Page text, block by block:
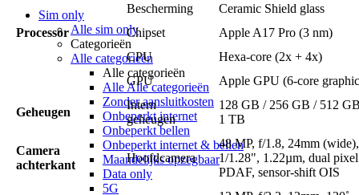
Sim only
Alle sim only
Categorieën
Alle categorieën
Alle categorieën
Alle Alle categorieën
Zonder aansluitkosten
Onbeperkt internet
Onbeperkt bellen
Onbeperkt internet & bellen
Maandelijks opzegbaar
Data only
5G
Bescherming
Ceramic Shield glass
Processor
Chipset
Apple A17 Pro (3 nm)
CPU
Hexa-core (2x + 4x)
GPU
Apple GPU (6-core
Geheugen
Intern
geheugen
128 GB / 256 GB / 512
1 TB
Camera
achterkant
Hoofdcamera
48 MP, f/1.8, 24mm (wide),
1/1.28", 1.22µm, dual pixel
PDAF, sensor-shift OIS